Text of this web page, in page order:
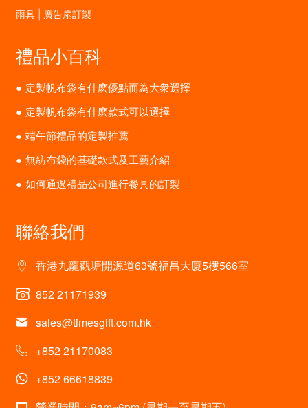
雨具 | 廣告扇訂製
禮品小百科
定製帆布袋有什麽優點而為大衆選擇
定製帆布袋有什麽款式可以選擇
端午節禮品的定製推薦
無紡布袋的基礎款式及工藝介紹
如何通過禮品公司進行餐具的訂製
聯絡我們
香港九龍觀塘開源道63號福昌大廈5樓566室
852 21171939
sales@timesgift.com.hk
+852 21170083
+852 66618839